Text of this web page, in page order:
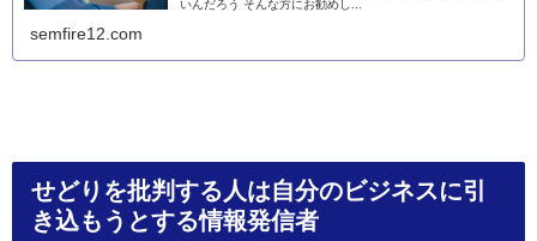
いんだろう そんな方にお勧めし...
semfire12.com
せどりを批判する人は自分のビジネスに引
き込もうとする情報発信者